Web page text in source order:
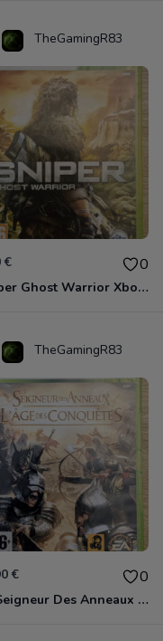
TheGamingR83
€ 0
Sniper Ghost Warrior Xbox 360
TheGamingR83
€ 0
Le Seigneur Des Anneaux - L'âge Des Conquêtes Xbox 360